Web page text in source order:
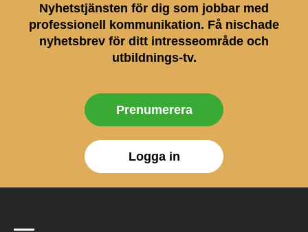
Nyhetstjänsten för dig som jobbar med
professionell kommunikation. Få nischade
nyhetsbrev för ditt intresseområde och
utbildnings-tv.
Prenumerera
Logga in